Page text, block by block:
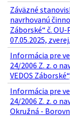
Záväzné
navrhovanú
Záborské“ č.
07.05.2025,
Informácia pre
24/2006 Z. z. o
VEDOS
Informácia pre
24/2006 Z. z. o
Okružná -